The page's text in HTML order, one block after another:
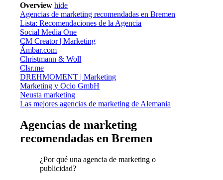
Overview hide
Agencias de marketing recomendadas en Bremen
Lista: Recomendaciones de la Agencia
Social Media One
CM Creator | Marketing
Ámbar.com
Christmann & Woll
Clsr.me
DREHMOMENT | Marketing
Marketing y Ocio GmbH
Neusta marketing
Las mejores agencias de marketing de Alemania
Agencias de marketing
recomendadas en Bremen
¿Por qué una agencia de marketing o
publicidad?